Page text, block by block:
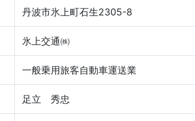
丹波市氷上町石生2305-8
氷上交通㈱
一般乗用旅客自動車運送業
足立 秀忠